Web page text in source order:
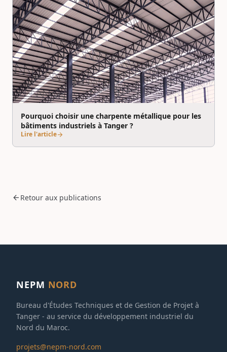
Pourquoi choisir une charpente métallique pour les
bâtiments industriels à Tanger ?
Lire l'articlearrow_forward
arrow_back Retour aux publications
NEPM NORD
Bureau d'Études Techniques et de Gestion de Projet à
Tanger - au service du développement industriel du
Nord du Maroc.
projets@nepm-nord.com